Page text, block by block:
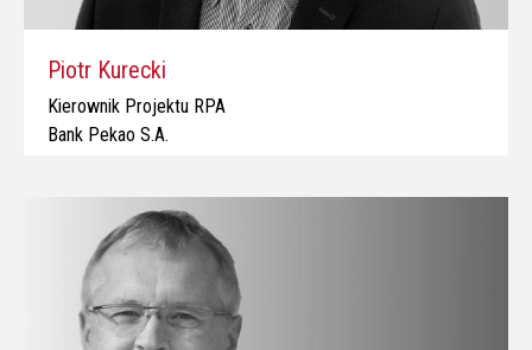
Piotr Kurecki
Kierownik Projektu RPA
Bank Pekao S.A.